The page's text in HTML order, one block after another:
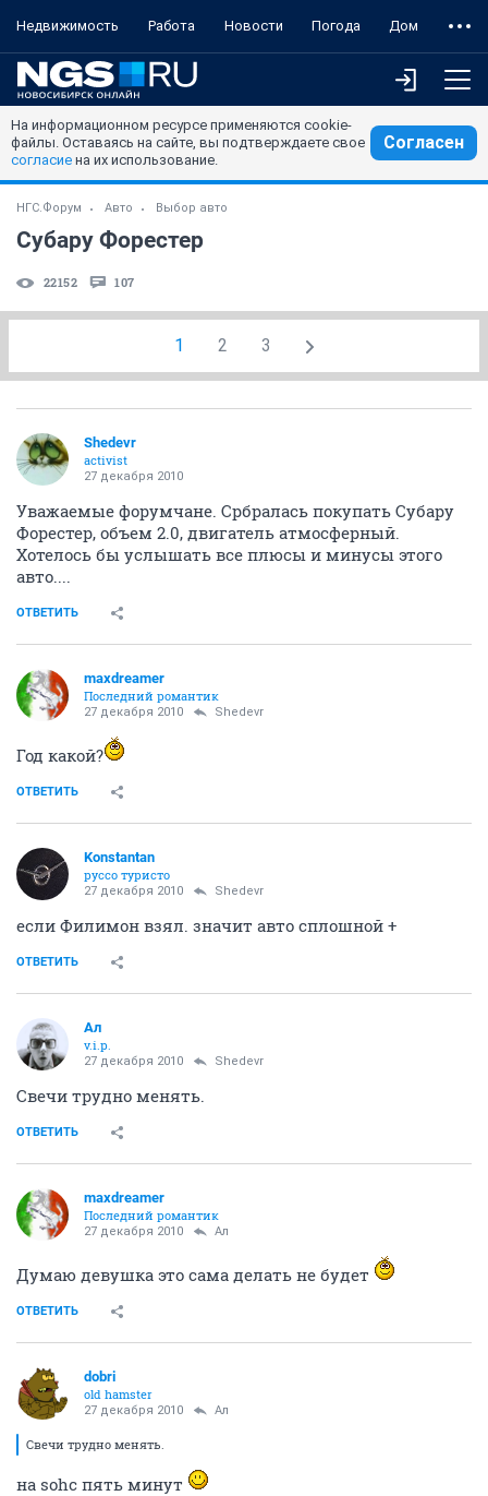
Недвижимость Работа Новости Погода Дом
На информационном ресурсе применяются cookie-
файлы. Оставаясь на сайте, вы подтверждаете свое
согласие на их использование.
Согласен
НГС.Форум Авто Выбор авто
Субару Форестер
22152 107
1 2 3
Shedevr
activist
27 декабря 2010
Уважаемые форумчане. Србралась покупать Субару
Форестер, объем 2.0, двигатель атмосферный.
Хотелось бы услышать все плюсы и минусы этого
авто....
ОТВЕТИТЬ
maxdreamer
Последний романтик
27 декабря 2010 Shedevr
Год какой?
ОТВЕТИТЬ
Konstantan
руссо туристо
27 декабря 2010 Shedevr
если Филимон взял. значит авто сплошной +
ОТВЕТИТЬ
Ал
v.i.p.
27 декабря 2010 Shedevr
Свечи трудно менять.
ОТВЕТИТЬ
maxdreamer
Последний романтик
27 декабря 2010 Ал
Думаю девушка это сама делать не будет
ОТВЕТИТЬ
dobri
old hamster
27 декабря 2010 Ал
Свечи трудно менять.
на sohc пять минут